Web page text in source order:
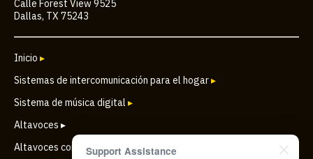
Calle Forest View 9525
Dallas, TX 75243
Inicio ▸
Sistemas de intercomunicación para el hogar▸
Sistema de música digital ▸
Altavoces ▸
Altavoces comerciales▸
Support Assistance